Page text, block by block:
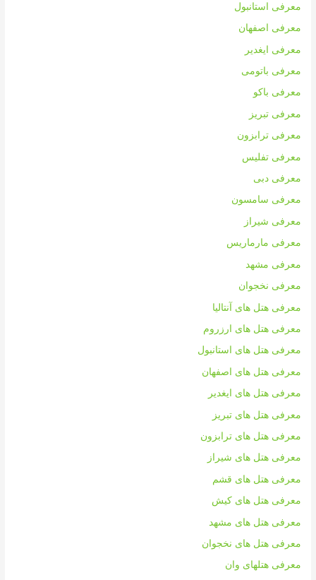
معرفی استانبول
معرفی اصفهان
معرفی ایغدیر
معرفی باتومی
معرفی باکو
معرفی تبریز
معرفی ترابزون
معرفی تفلیس
معرفی دبی
معرفی سامسون
معرفی شیراز
معرفی مارماریس
معرفی مشهد
معرفی نخجوان
معرفی هتل های آنتالیا
معرفی هتل های ارزروم
معرفی هتل های استانبول
معرفی هتل های اصفهان
معرفی هتل های ایغدیر
معرفی هتل های تبریز
معرفی هتل های ترابزون
معرفی هتل های شیراز
معرفی هتل های قشم
معرفی هتل های کیش
معرفی هتل های مشهد
معرفی هتل های نخجوان
معرفی هتلهای وان